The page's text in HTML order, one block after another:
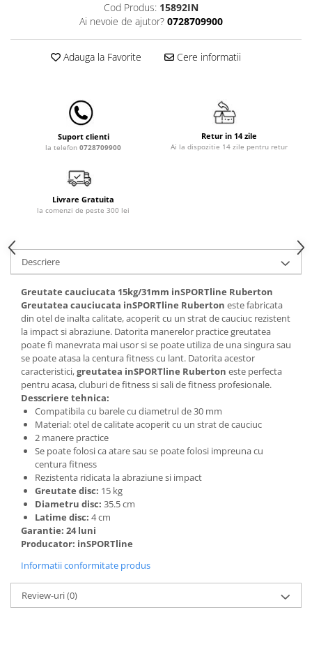
Saltele de infasat
Cod Produs: 15892IN
Ai nevoie de ajutor? 0728709900
Adauga la Favorite Cere informatii
Suport clienti
la telefon 0728709900
Retur in 14 zile
Ai la dispozitie 14 zile pentru retur
Livrare Gratuita
la comenzi de peste 300 lei
Descriere
Greutate cauciucata 15kg/31mm inSPORTline Ruberton
Greutatea cauciucata inSPORTline Ruberton este fabricata
din otel de inalta calitate, acoperit cu un strat de cauciuc rezistent
la impact si abraziune. Datorita manerelor practice greutatea
poate fi manevrata mai usor si se poate utiliza de una singura sau
se poate atasa la centura fitness cu lant. Datorita acestor
caracteristici,greutatea inSPORTline Ruberton este perfecta
pentru acasa, cluburi de fitness si sali de fitness profesionale.
Desscriere tehnica:
Compatibila cu barele cu diametrul de 30 mm
Material: otel de calitate acoperit cu un strat de cauciuc
2 manere practice
Se poate folosi ca atare sau se poate folosi impreuna cu
centura fitness
Rezistenta ridicata la abraziune si impact
Greutate disc: 15 kg
Diametru disc: 35.5 cm
Latime disc: 4 cm
Garantie: 24 luni
Producator: inSPORTline
Informatii conformitate produs
Review-uri(0)